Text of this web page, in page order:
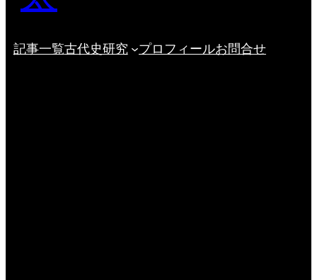
記事一覧古代史研究 プロフィールお問合せ